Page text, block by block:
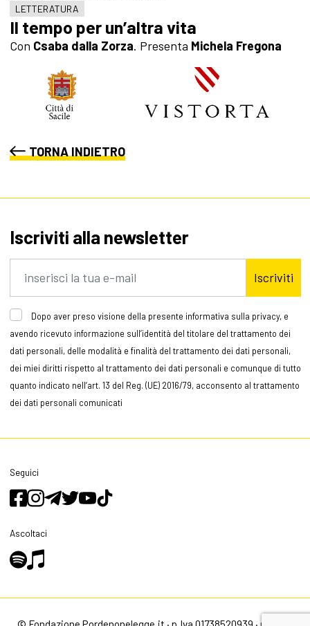
LETTERATURA
Il tempo per un’altra vita
Con Csaba dalla Zorza. Presenta Michela Fregona
TORNA INDIETRO
Iscriviti alla newsletter
Iscriviti
Dopo aver preso visione della presente informativa sulla privacy, e
avendo ricevuto informazione sull’identità del titolare del trattamento dei
dati personali, delle modalità e finalità del trattamento dei dati personali,
dei miei diritti rispetto al trattamento dei dati personali e comunque di tutto
quanto indicato nell’art. 13 del Reg. (UE) 2016/79, acconsento al trattamento
dei dati personali comunicati
Seguici
Ascoltaci